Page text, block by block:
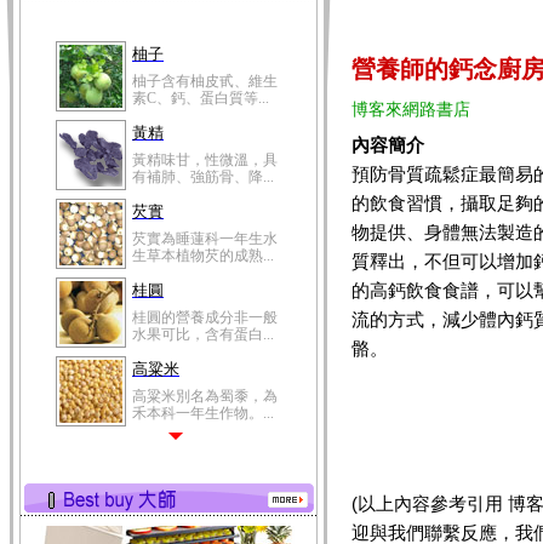
柚子
柚子含有柚皮甙、維生
素C、鈣、蛋白質等...
黃精
黃精味甘，性微溫，具
有補肺、強筋骨、降...
芡實
芡實為睡蓮科一年生水
生草本植物芡的成熟...
桂圓
桂圓的營養成分非一般
水果可比，含有蛋白...
高粱米
高粱米別名為蜀黍，為
禾本科一年生作物。...
有蛋白質、脂肪、磷...
鮪魚
營養師的鈣念廚
博客來網路書店
內容簡介
預防骨質疏鬆症最簡易
的飲食習慣，攝取足夠
物提供、身體無法製造
質釋出，不但可以增加
的高鈣飲食食譜，可以
流的方式，減少體內鈣
骼。
(以上內容參考引用 博
迎與我們聯繫反應，我